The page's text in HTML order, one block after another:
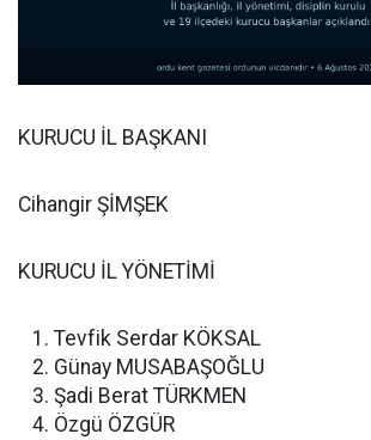
KURUCU İL BAŞKANI
Cihangir ŞİMŞEK
KURUCU İL YÖNETİMİ
Tevfik Serdar KÖKSAL
Günay MUSABAŞOĞLU
Şadi Berat TÜRKMEN
Özgü ÖZGÜR